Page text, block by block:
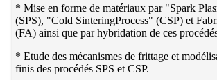
* Mise en forme de matériaux par "Spark
(SPS), "Cold SinteringProcess" (CSP) et
(FA) ainsi que par hybridation de ces
* Etude des mécanismes de frittage et
finis des procédés SPS et CSP.